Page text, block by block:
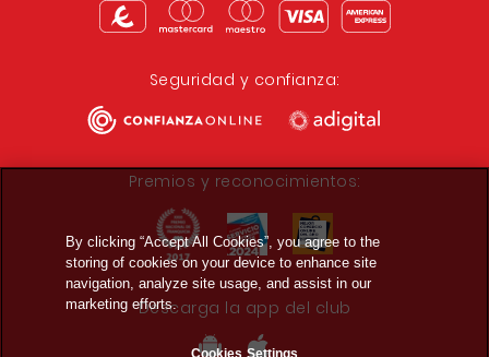
Seguridad y confianza:
Premios y reconocimientos:
Descarga la app del club
By clicking “Accept All Cookies”, you agree to the
storing of cookies on your device to enhance site
navigation, analyze site usage, and assist in our
marketing efforts.
Cookies Settings